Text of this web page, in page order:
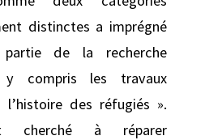
distinctes a imprégné
de la recherche
y compris les travaux
des réfugiés ».
cherché à réparer